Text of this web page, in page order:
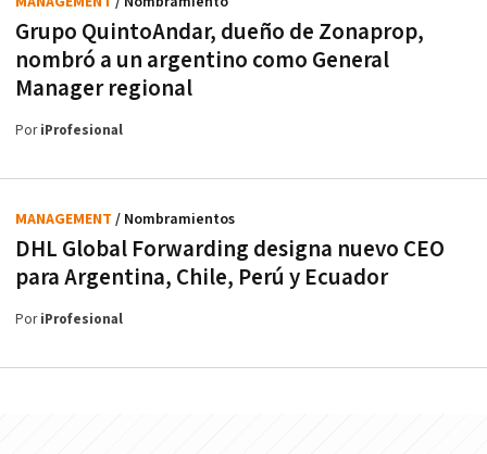
Grupo QuintoAndar, dueño de Zonaprop,
nombró a un argentino como General
Manager regional
PoriProfesional
DHL Global Forwarding designa nuevo CEO
para Argentina, Chile, Perú y Ecuador
MANAGEMENT / Nombramientos
PoriProfesional